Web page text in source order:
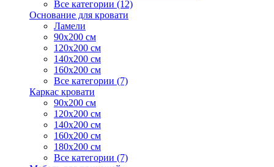
Все категории (12)
Основание для кровати
Ламели
90х200 см
120х200 см
140х200 см
160х200 см
Все категории (7)
Каркас кровати
90х200 см
120х200 см
140х200 см
160х200 см
180х200 см
Все категории (7)